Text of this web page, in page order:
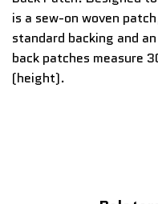
is a sew-on woven
standard backing and
back patches measure
(height).